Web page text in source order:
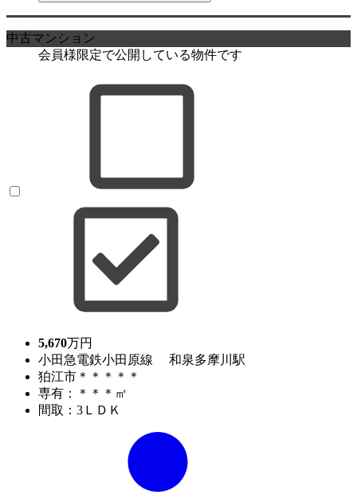
中古マンション
会員様限定で公開している物件です
5,670万円
小田急電鉄小田原線 和泉多摩川駅
狛江市＊＊＊＊＊
専有：＊＊＊㎡
間取：3ＬＤＫ